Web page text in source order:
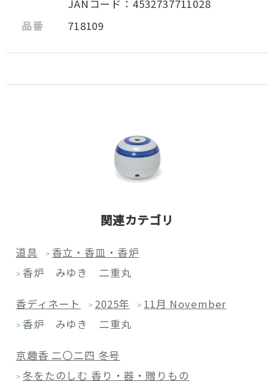
JANコード：4532737711028
品番
718109
関連カテゴリ
道具 > 香立・香皿・香炉
> 香炉 みゆき 二重丸
香ディネート > 2025年 > 11月 November
> 香炉 みゆき 二重丸
京趣香 二〇二四 冬号
> 冬をたのしむ 香り・器・贈りもの